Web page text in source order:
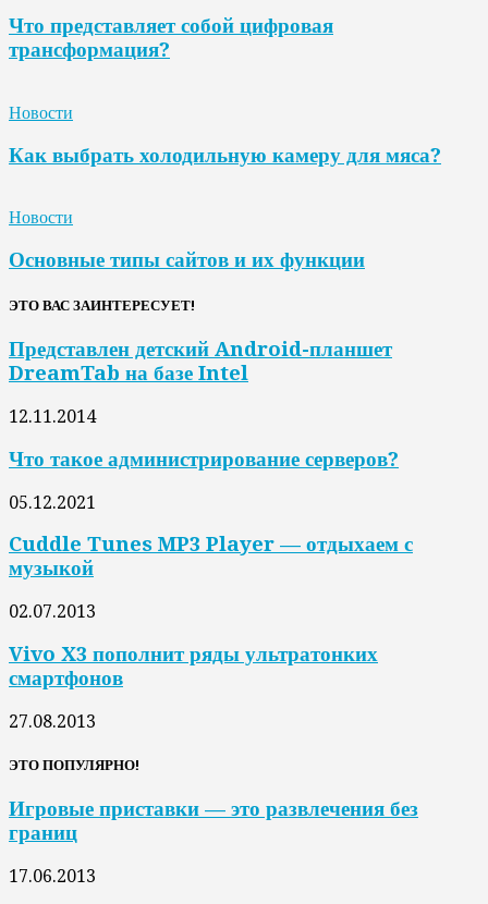
Что представляет собой цифровая
трансформация?
Новости
Как выбрать холодильную камеру для мяса?
Новости
Основные типы сайтов и их функции
ЭТО ВАС ЗАИНТЕРЕСУЕТ!
Представлен детский Android-планшет
DreamTab на базе Intel
12.11.2014
Что такое администрирование серверов?
05.12.2021
Cuddle Tunes MP3 Player — отдыхаем с
музыкой
02.07.2013
Vivo X3 пополнит ряды ультратонких
смартфонов
27.08.2013
ЭТО ПОПУЛЯРНО!
Игровые приставки — это развлечения без
границ
17.06.2013